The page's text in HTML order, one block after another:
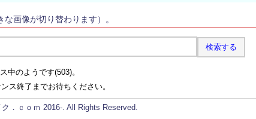
画像が切り替わります）。
中のようです(503)。
ス終了までお待ちください。
．ｃｏｍ 2016-. All Rights Reserved.